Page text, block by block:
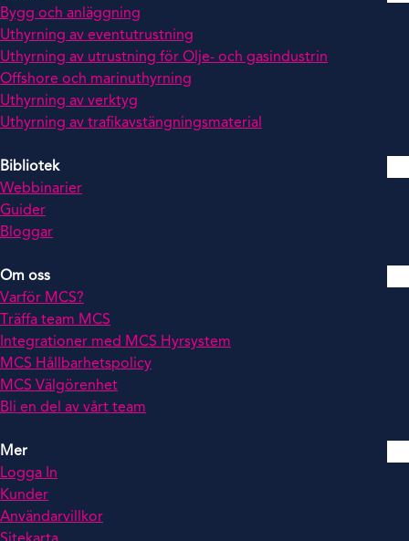
Bygg och anläggning
Uthyrning av eventutrustning
Uthyrning av utrustning för Olje- och gasindustrin
Offshore och marinuthyrning
Uthyrning av verktyg
Uthyrning av trafikavstängningsmaterial
Bibliotek
Webbinarier
Guider
Bloggar
Om oss
Varför MCS?
Träffa team MCS
Integrationer med MCS Hyrsystem
MCS Hållbarhetspolicy
MCS Välgörenhet
Bli en del av vårt team
Mer
Logga In
Kunder
Användarvillkor